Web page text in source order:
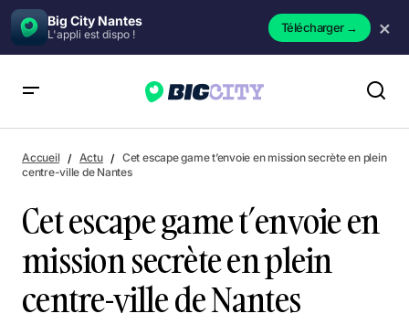
Big City Nantes
L'appli est dispo ! Télécharger→ ×
ville de Nantes
Accueil Actu
Cet escape game t’envoie en mission secrète en plein
centre-ville de Nantes
Cet escape game t’envoie en
mission secrète en plein
centre-ville de Nantes